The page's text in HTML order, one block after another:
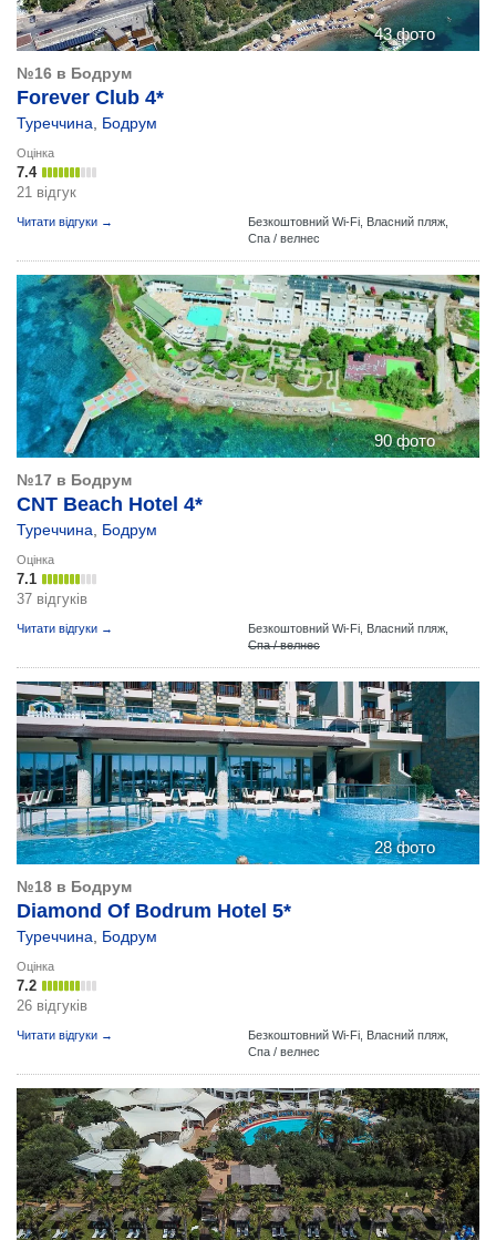
43 фото
№16 в Бодрум
Forever Club 4*
Туреччина Бодрум
Оцінка
7.4
21 відгук
Читати відгуки → Безкоштовний Wi-Fi, Власний пляж,
Спа / велнес
90 фото
№17 в Бодрум
CNT Beach Hotel 4*
Туреччина Бодрум
Оцінка
7.1
37 відгуків
Читати відгуки → Безкоштовний Wi-Fi, Власний пляж,
Спа / велнес
28 фото
№18 в Бодрум
Diamond Of Bodrum Hotel 5*
Туреччина Бодрум
Оцінка
7.2
26 відгуків
Читати відгуки → Безкоштовний Wi-Fi, Власний пляж,
Спа / велнес